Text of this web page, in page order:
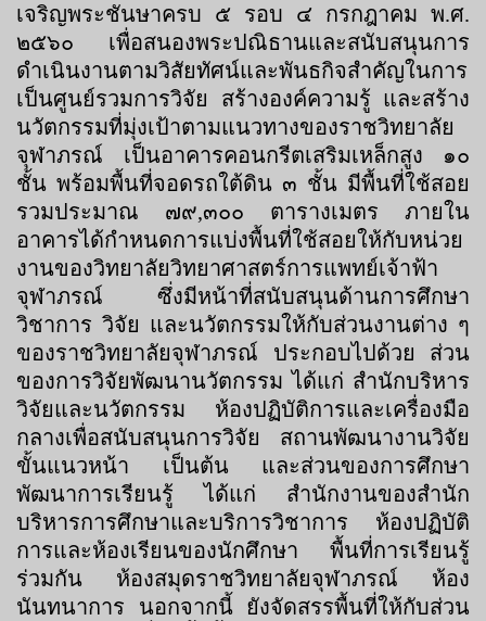
เจริญพระชันษาครบ ๕ รอบ ๔ กรกฎาคม พ.ศ.
๒๕๖๐ เพื่อสนองพระปณิธานและสนับสนุนการ
ดำเนินงานตามวิสัยทัศน์และพันธกิจสำคัญในการ
เป็นศูนย์รวมการวิจัย สร้างองค์ความรู้ และสร้าง
นวัตกรรมที่มุ่งเป้าตามแนวทางของราชวิทยาลัย
จุฬาภรณ์ เป็นอาคารคอนกรีตเสริมเหล็กสูง ๑๐
ชั้น พร้อมพื้นที่จอดรถใต้ดิน ๓ ชั้น มีพื้นที่ใช้สอย
รวมประมาณ ๗๙,๓๐๐ ตารางเมตร ภายใน
อาคารได้กำหนดการแบ่งพื้นที่ใช้สอยให้กับหน่วย
งานของวิทยาลัยวิทยาศาสตร์การแพทย์เจ้าฟ้า
จุฬาภรณ์ ซึ่งมีหน้าที่สนับสนุนด้านการศึกษา
วิชาการ วิจัย และนวัตกรรมให้กับส่วนงานต่าง ๆ
ของราชวิทยาลัยจุฬาภรณ์ ประกอบไปด้วย ส่วน
ของการวิจัยพัฒนานวัตกรรม ได้แก่ สำนักบริหาร
วิจัยและนวัตกรรม ห้องปฏิบัติการและเครื่องมือ
กลางเพื่อสนับสนุนการวิจัย สถานพัฒนางานวิจัย
ขั้นแนวหน้า เป็นต้น และส่วนของการศึกษา
พัฒนาการเรียนรู้ ได้แก่ สำนักงานของสำนัก
บริหารการศึกษาและบริการวิชาการ ห้องปฏิบัติ
การและห้องเรียนของนักศึกษา พื้นที่การเรียนรู้
ร่วมกัน ห้องสมุดราชวิทยาลัยจุฬาภรณ์ ห้อง
นันทนาการ นอกจากนี้ ยังจัดสรรพื้นที่ให้กับส่วน